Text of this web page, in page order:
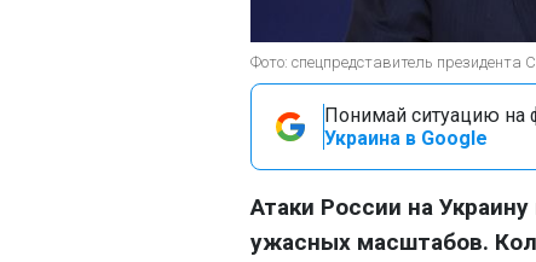
Фото: спецпредставитель
Понимай ситуацию на
Украина в Google
Атаки России на
ужасных масштабов.